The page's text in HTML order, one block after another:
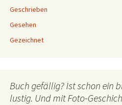
Geschrieben
Gesehen
Gezeichnet
Buch gefällig? Ist schon ein
lustig. Und mit Foto-